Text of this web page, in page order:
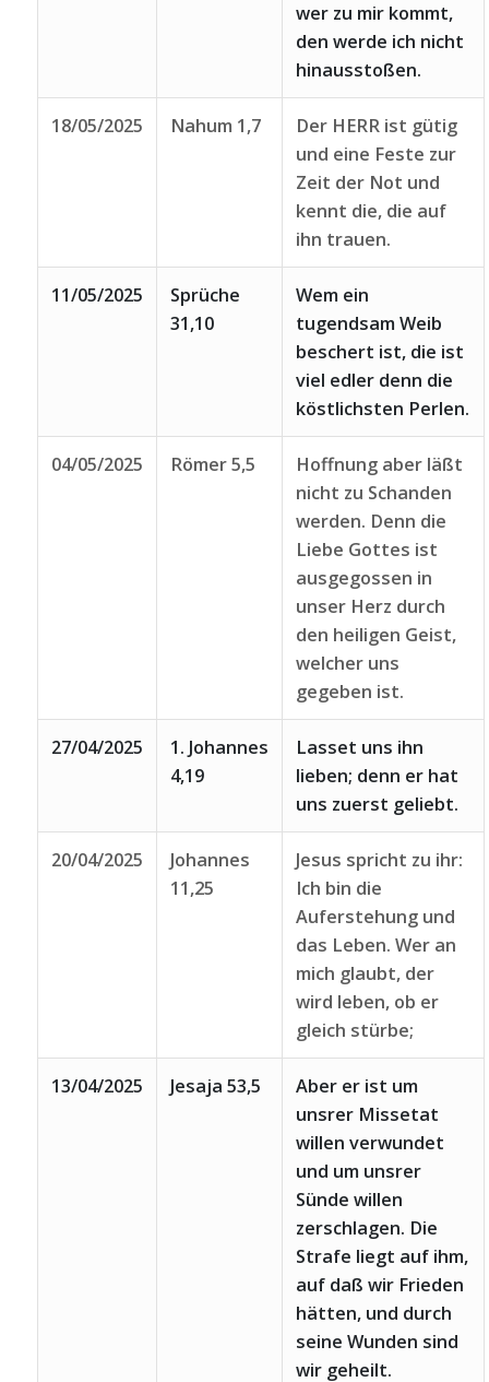
wer zu mir kommt,
den werde ich nicht
hinausstoßen.
18/05/2025 Nahum 1,7
Der HERR ist gütig
und eine Feste zur
Zeit der Not und
kennt die, die auf
ihn trauen.
11/05/2025
Sprüche
31,10
Wem ein
tugendsam Weib
beschert ist, die ist
viel edler denn die
köstlichsten Perlen.
04/05/2025 Römer 5,5
Hoffnung aber läßt
nicht zu Schanden
werden. Denn die
Liebe Gottes ist
ausgegossen in
unser Herz durch
den heiligen Geist,
welcher uns
gegeben ist.
27/04/2025
1. Johannes
4,19
Lasset uns ihn
lieben; denn er hat
uns zuerst geliebt.
20/04/2025
Johannes
11,25
Jesus spricht zu ihr:
Ich bin die
Auferstehung und
das Leben. Wer an
mich glaubt, der
wird leben, ob er
gleich stürbe;
13/04/2025 Jesaja 53,5
Aber er ist um
unsrer Missetat
willen verwundet
und um unsrer
Sünde willen
zerschlagen. Die
Strafe liegt auf ihm,
auf daß wir Frieden
hätten, und durch
seine Wunden sind
wir geheilt.